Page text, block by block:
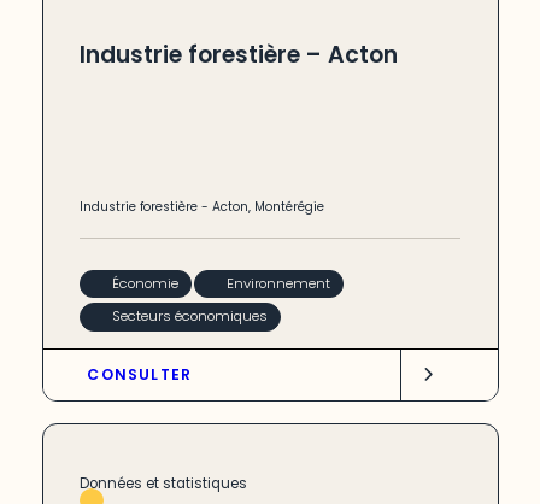
Industrie forestière – Acton
Industrie forestière -Acton, Montérégie
Économie
Environnement
Secteurs économiques
CONSULTER
Données et statistiques